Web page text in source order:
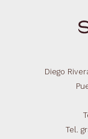
Diego
Tel.